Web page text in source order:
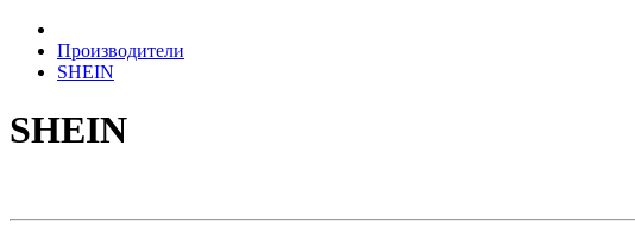
Производители
SHEIN
SHEIN